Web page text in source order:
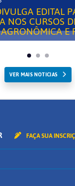
EDITAL
NOS CURSOS
E
VER MAIS NOTICIAS
FAÇA SUA